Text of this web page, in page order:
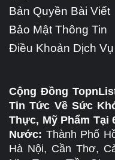
Bản Quyền Bài Viết
Bảo Mật Thông Tin
Điều Khoản Dịch Vụ
Cộng Đồng
Tin Tức Về Sức
Thực, Mỹ Phẩm Tại
Nước: Thành Phố
Hà Nội, Cần Thơ,